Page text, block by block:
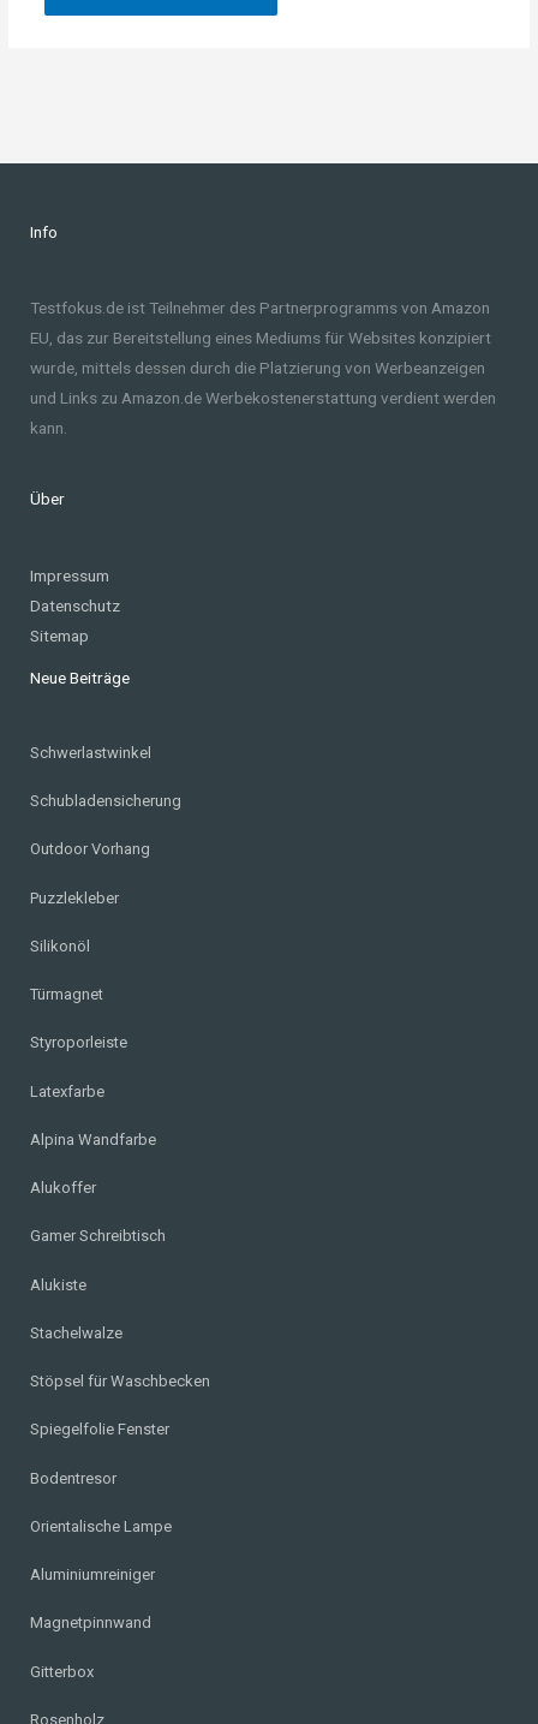
Info
Testfokus.de ist Teilnehmer des Partnerprogramms von Amazon
EU, das zur Bereitstellung eines Mediums für Websites konzipiert
wurde, mittels dessen durch die Platzierung von Werbeanzeigen
und Links zu Amazon.de Werbekostenerstattung verdient werden
kann.
Über
Impressum
Datenschutz
Sitemap
Neue Beiträge
Schwerlastwinkel
Schubladensicherung
Outdoor Vorhang
Puzzlekleber
Silikonöl
Türmagnet
Styroporleiste
Latexfarbe
Alpina Wandfarbe
Alukoffer
Gamer Schreibtisch
Alukiste
Stachelwalze
Stöpsel für Waschbecken
Spiegelfolie Fenster
Bodentresor
Orientalische Lampe
Aluminiumreiniger
Magnetpinnwand
Gitterbox
Rosenholz